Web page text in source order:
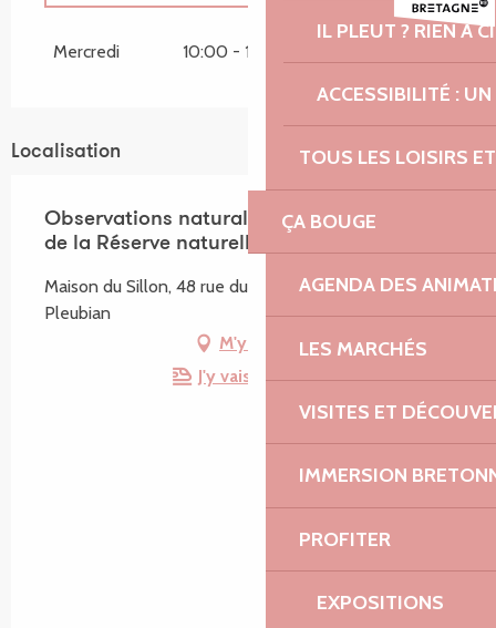
IL PLEUT ? RIEN À
ACCESSIBILITÉ :
TOUS LES LOISIRS
ÇA BOUGE
AGENDA DES
LES MARCHÉS
VISITES ET
IMMERSION
PROFITER
EXPOSITIONS
Mercredi 10:00 - 11:00
Localisation
Observations naturalistes avec un agent
de la Réserve naturelle
Maison du Sillon, 48 rue du Sillon de Talbert, 22610
Pleubian
M'y rendre
J'y vais en train !